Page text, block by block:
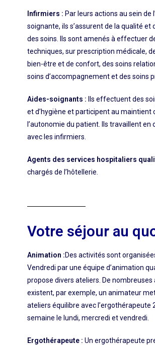
Infirmiers : Par leurs actions au sein de
soignante, ils s’assurent de la qualité et
des soins. Ils sont amenés à effectuer
techniques, sur prescription médicale,
bien-être et de confort, des soins
soins d’accompagnement et des soins
Aides-soignants : Ils effectuent des
et d’hygiène et participent au maintient
l’autonomie du patient. Ils travaillent en
avec les infirmiers.
Agents des services hospitaliers
chargés de l’hôtellerie.
Votre séjour au
Animation :Des activités sont
Vendredi par une équipe d’animation
propose divers ateliers. De nombreuses
existent, par exemple, un animateur
ateliers équilibre avec l’ergothérapeute
semaine le lundi, mercredi et vendredi.
Ergothérapeute : Un ergothérapeute